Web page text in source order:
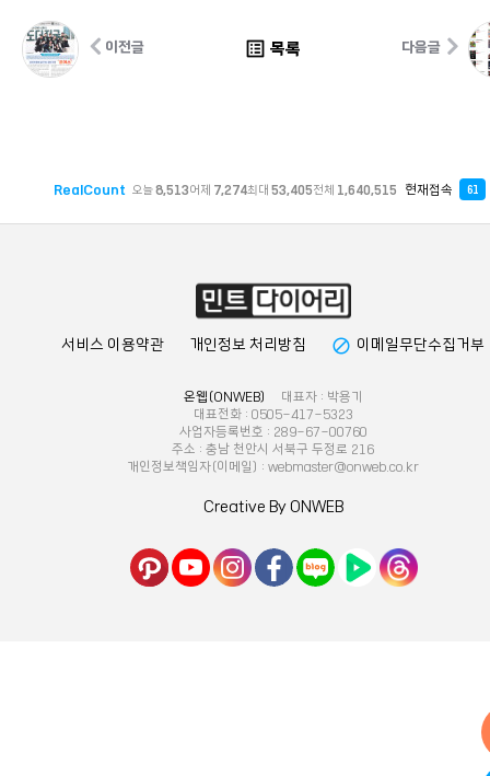
이전글 list_alt 목록 다음글
RealCount 오늘8,513어제 7,274최대 53,405전체 1,640,515 현재접속 61
서비스 이용약관 개인정보 처리방침 block 이메일무단수집거부
온웹(ONWEB)
대표자 : 박용기
대표전화 : 0505-417-5323
사업자등록번호 : 289-67-00760
주소 : 충남 천안시 서북구 두정로 216
개인정보책임자(이메일) : webmaster@onweb.co.kr
Creative By ONWEB